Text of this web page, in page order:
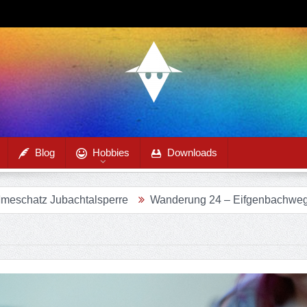
Blog Hobbies Downloads
Wanderung 24 – Eifgenbachweg im